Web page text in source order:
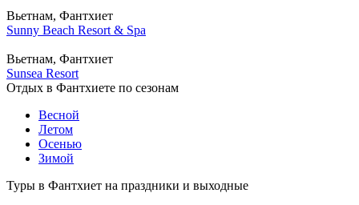
Вьетнам, Фантхиет
Sunny Beach Resort & Spa
Вьетнам, Фантхиет
Sunsea Resort
Отдых в Фантхиете по сезонам
Весной
Летом
Осенью
Зимой
Туры в Фантхиет на праздники и выходные